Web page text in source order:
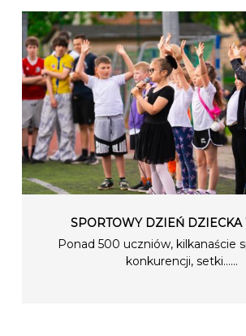
SPORTOWY DZIEŃ DZIECKA
Ponad 500 uczniów, kilkanaście
konkurencji, setki…...